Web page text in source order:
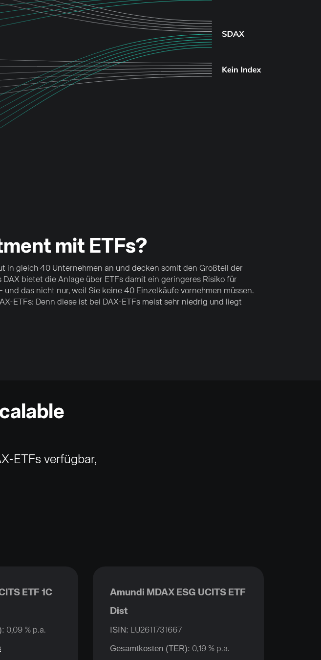
mit ETFs?
in gleich 40 Unternehmen an und decken somit den Großteil der
bietet die Anlage über ETFs damit ein geringeres Risiko für
das nicht nur, weil Sie keine 40 Einzelkäufe vornehmen müssen.
ETFs: Denn diese ist bei DAX-ETFs meist sehr niedrig und liegt
ETFs verfügbar,
ETF 1C
0,09 % p.a.
Amundi MDAX ESG UCITS ETF
Dist
ISIN: LU2611731667
Gesamtkosten (TER): 0,19 % p.a.